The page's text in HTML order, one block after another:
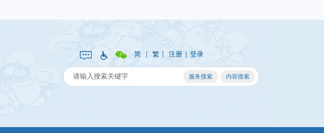
简 | 繁 | 注册 | 登录